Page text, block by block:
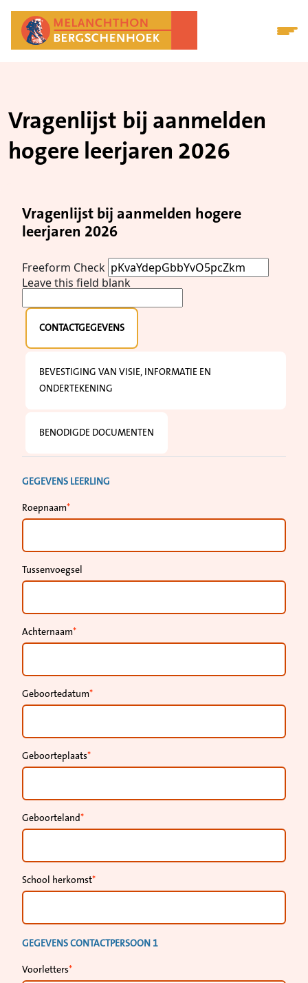
Vragenlijst bij aanmelden
hogere leerjaren 2026
Vragenlijst bij aanmelden hogere
leerjaren 2026
Freeform Check
Leave this field blank
CONTACTGEGEVENS
BEVESTIGING VAN VISIE, INFORMATIE EN
ONDERTEKENING
BENODIGDE DOCUMENTEN
GEGEVENS LEERLING
Roepnaam
Tussenvoegsel
Achternaam
Geboortedatum
Geboorteplaats
Geboorteland
School herkomst
GEGEVENS CONTACTPERSOON 1
Voorletters